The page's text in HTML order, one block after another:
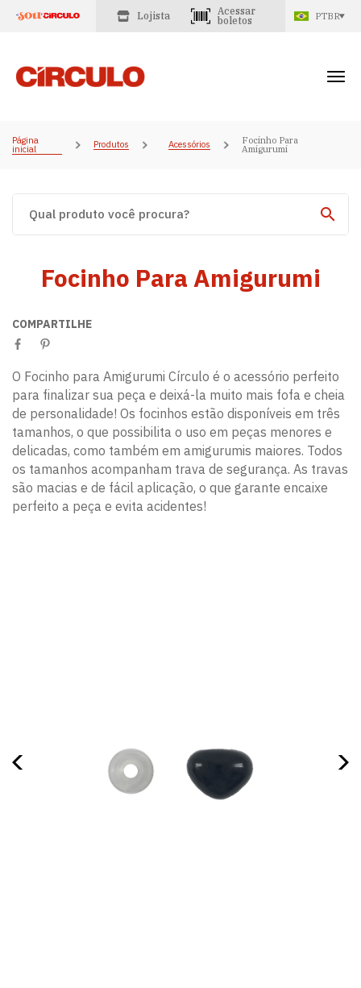
Lojista
Acessar
boletos
PTBR
Página
inicial Produtos Acessórios Focinho Para
Amigurumi
Focinho Para Amigurumi
COMPARTILHE
O Focinho para Amigurumi Círculo é o acessório perfeito
para finalizar sua peça e deixá-la muito mais fofa e cheia
de personalidade! Os focinhos estão disponíveis em três
tamanhos, o que possibilita o uso em peças menores e
delicadas, como também em amigurumis maiores. Todos
os tamanhos acompanham trava de segurança. As travas
são macias e de fácil aplicação, o que garante encaixe
perfeito a peça e evita acidentes!